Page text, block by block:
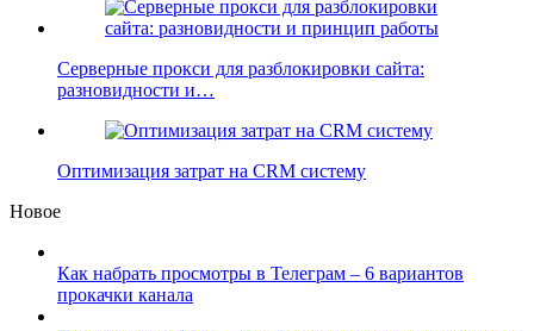
Серверные прокси для разблокировки сайта:
разновидности и…
Оптимизация затрат на CRM систему
Новое
Как набрать просмотры в Телеграм – 6 вариантов
прокачки канала